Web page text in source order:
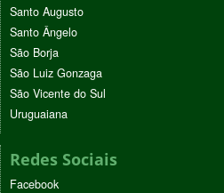
Santo Augusto
Santo Ângelo
São Borja
São Luiz Gonzaga
São Vicente do Sul
Uruguaiana
Redes Sociais
Facebook